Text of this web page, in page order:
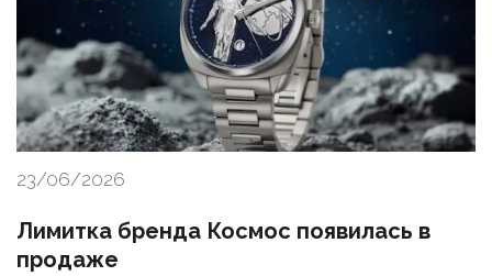
23/06/2026
Лимитка бренда Космос появилась в
продаже